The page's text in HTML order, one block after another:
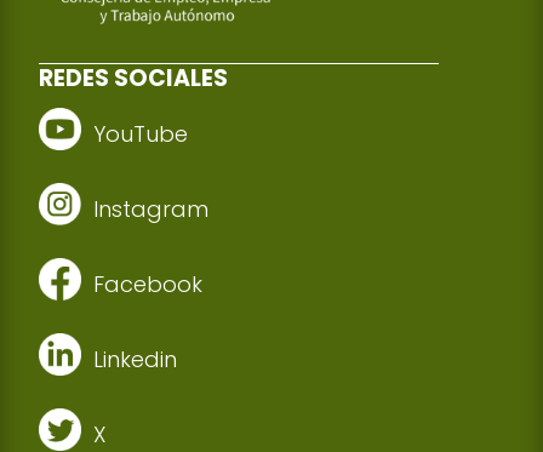
REDES SOCIALES
YouTube
Instagram
Facebook
Linkedin
X